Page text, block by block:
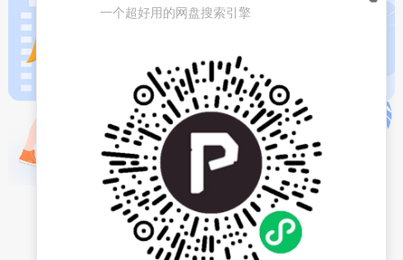
一个超好用的网盘搜索引擎